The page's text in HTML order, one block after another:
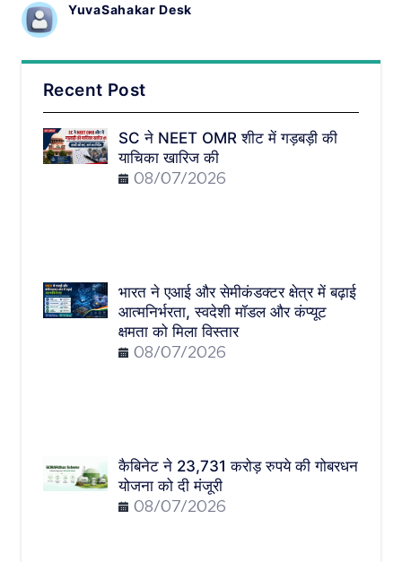
YuvaSahakar Desk
Recent Post
SC ने NEET OMR शीट में गड़बड़ी की
याचिका खारिज की
08/07/2026
भारत ने एआई और सेमीकंडक्टर क्षेत्र में बढ़ाई
आत्मनिर्भरता, स्वदेशी मॉडल और कंप्यूट
क्षमता को मिला विस्तार
08/07/2026
कैबिनेट ने 23,731 करोड़ रुपये की गोबरधन
योजना को दी मंजूरी
08/07/2026